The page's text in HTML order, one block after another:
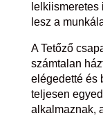
lesz a
A Tetőző
számtalan
elégedetté és
teljesen
alkalmaznak,